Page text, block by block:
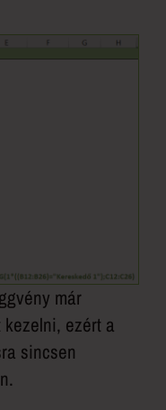
már
ezért a
sincsen